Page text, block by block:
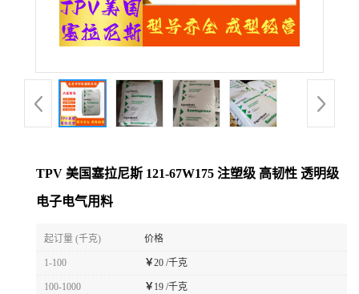
品
展
TPV 美国塞拉尼斯 121-67W175 注塑级 高韧性 透明级
电子电气用料
起订量 (千克) 价格
1-100 ￥20 /千克
100-1000 ￥ 19 /千克